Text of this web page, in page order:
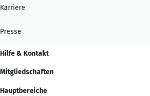
Karriere
Presse
Hilfe & Kontakt
Mitgliedschaften
Hauptbereiche